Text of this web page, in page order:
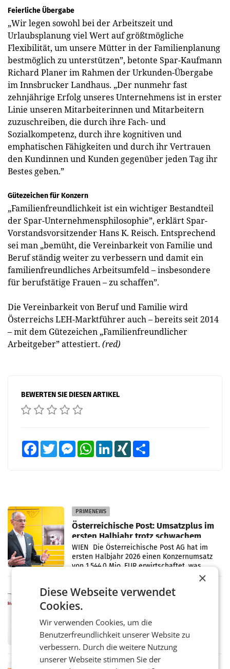
Feierliche Übergabe
„Wir legen sowohl bei der Arbeitszeit und
Urlaubsplanung viel Wert auf größtmögliche
Flexibilität, um unsere Mütter in der Familienplanung
bestmöglich zu unterstützen”, betonte Spar-Kaufmann
Richard Planer im Rahmen der Urkunden-Übergabe
im Innsbrucker Landhaus. „Der nunmehr fast
zehnjährige Erfolg unseres Unternehmens ist in erster
Linie unseren Mitarbeiterinnen und Mitarbeitern
zuzuschreiben, die durch ihre Fach- und
Sozialkompetenz, durch ihre kognitiven und
emphatischen Fähigkeiten und durch ihr Vertrauen
den Kundinnen und Kunden gegenüber jeden Tag ihr
Bestes geben.”
Gütezeichen für Konzern
„Familienfreundlichkeit ist ein wichtiger Bestandteil
der Spar-Unternehmensphilosophie”, erklärt Spar-
Vorstandsvorsitzender Hans K. Reisch. Entsprechend
sei man „bemüht, die Vereinbarkeit von Familie und
Beruf ständig weiter zu verbessern und damit ein
familienfreundliches Arbeitsumfeld – insbesondere
für berufstätige Frauen – zu schaffen”.
Die Vereinbarkeit von Beruf und Familie wird
Österreichs LEH-Marktführer auch – bereits seit 2014
– mit dem Gütezeichen „Familienfreundlicher
Arbeitgeber” attestiert. (red)
BEWERTEN SIE DIESEN ARTIKEL
FacebookTwitter MessengerWhatsAppLinkedInXING
PRIMENEWS
Österreichische Post: Umsatzplus im
ersten Halbjahr trotz schwachem
Briefgeschäft
WIEN Die Österreichische Post AG hat im
ersten Halbjahr 2026 einen Konzernumsatz
von 1.544,0 Mio. EUR erwirtschaftet, was
einem Plus von 3,8 Prozent gegenüber dem
MARKETING & MEDIA
ProSiebenSat.1 spart und macht
überraschend viel Gewinn
UNTERFÖHRING/MAILAND/AMSTERDAM. Der
Fernsehkonzern ProSiebenSat.1 hat im
Frühjahr dank Kostensenkungen operativ
wieder Gewinn gemacht und die
Markterwartung deutlich übertroffen.
×
Diese Webseite verwendet
Cookies.
Wir verwenden Cookies, um die
Benutzerfreundlichkeit unserer Website zu
verbessern. Durch die weitere Nutzung
unserer Webseite stimmen Sie der